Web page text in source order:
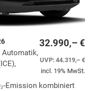
32.990,– €
UVP:44.319,– €
incl. 19% MwSt.
Automatik,
Emission kombiniert